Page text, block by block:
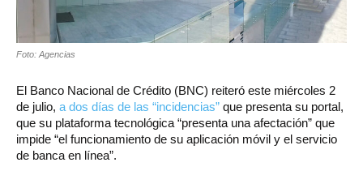
Foto: Agencias
El Banco Nacional de Crédito (BNC) reiteró este miércoles 2
de julio, a dos días de las “incidencias” que presenta su portal,
que su plataforma tecnológica “presenta una afectación” que
impide “el funcionamiento de su aplicación móvil y el servicio
de banca en línea”.